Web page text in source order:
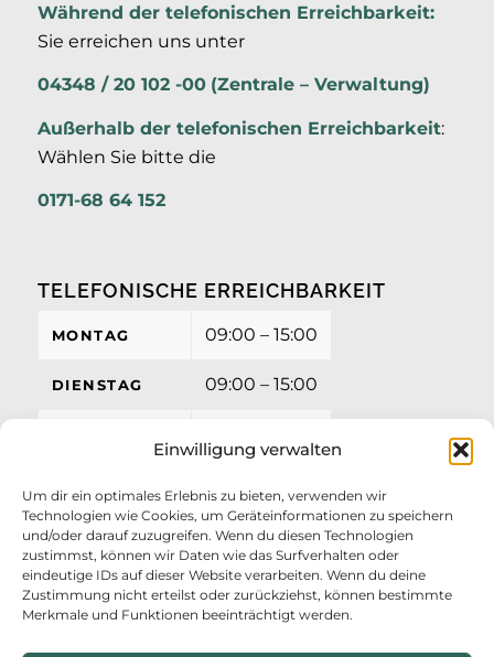
Einwilligung verwalten
Um dir ein optimales Erlebnis zu bieten, verwenden wir
Technologien wie Cookies, um Geräteinformationen zu speichern
und/oder darauf zuzugreifen. Wenn du diesen Technologien
zustimmst, können wir Daten wie das Surfverhalten oder
eindeutige IDs auf dieser Website verarbeiten. Wenn du deine
Zustimmung nicht erteilst oder zurückziehst, können bestimmte
Merkmale und Funktionen beeinträchtigt werden.
Während der telefonischen Erreichbarkeit:
Sie erreichen uns unter
04348 / 20 102 -00 (Zentrale – Verwaltung)
Außerhalb der telefonischen Erreichbarkeit:
Wählen Sie bitte die
0171-68 64 152
TELEFONISCHE ERREICHBARKEIT
MONTAG 09:00 – 15:00
DIENSTAG 09:00 – 15:00
FREITAG 09:00 – 12:00